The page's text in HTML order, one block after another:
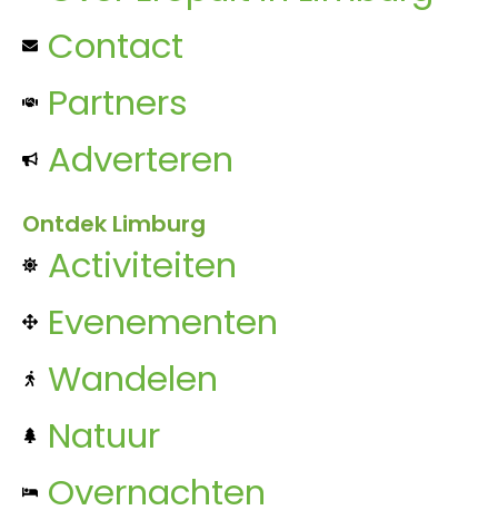
Contact
Partners
Adverteren
Ontdek Limburg
Activiteiten
Evenementen
Wandelen
Natuur
Overnachten